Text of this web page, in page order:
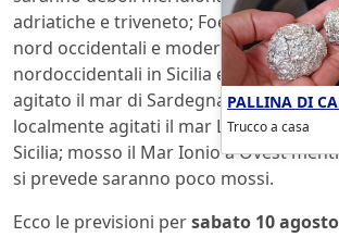
adriatiche e triveneto; Foehn
nord occidentali e moderato
nordoccidentali in Sicilia e regioni
agitato il mar di Sardegna mentre da
localmente agitati il mar Ligure, il
Sicilia; mosso il Mar Ionio a Ovest
si prevede saranno poco mossi.
Ecco le previsioni persabato 10
PALLINA DI
Trucco a casa